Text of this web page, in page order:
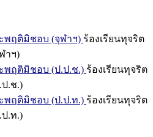
พฤติมิชอบ (จุฬาฯ) ร้องเรียนทุจริต
าฯ)
พฤติมิชอบ (ป.ป.ช.) ร้องเรียนทุจริต
.ช.)
พฤติมิชอบ (ป.ป.ท.) ร้องเรียนทุจริต
.ท.)